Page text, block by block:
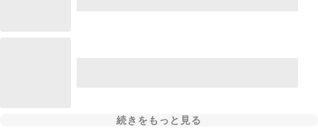
続きをもっと見る